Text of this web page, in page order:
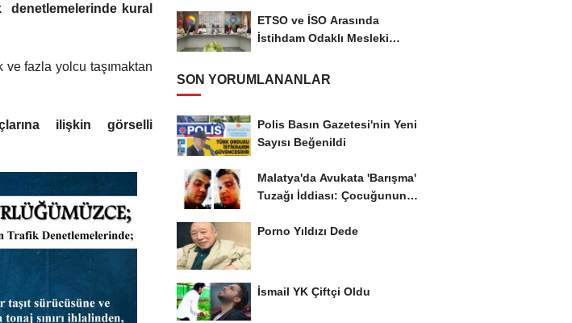
denetlemelerinde kural
fazla yolcu taşımaktan
ilişkin görselli
ETSO ve İSO Arasında
İstihdam Odaklı Mesleki
SON YORUMLANANLAR
Polis Basın Gazetesi'nin Yeni
Sayısı Beğenildi
Malatya'da Avukata 'Barışma'
Tuzağı İddiası: Çocuğunun
Porno Yıldızı Dede
İsmail YK Çiftçi Oldu